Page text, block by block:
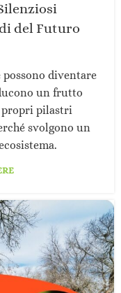
del Futuro
diventare
un frutto
propri pilastri
svolgono un